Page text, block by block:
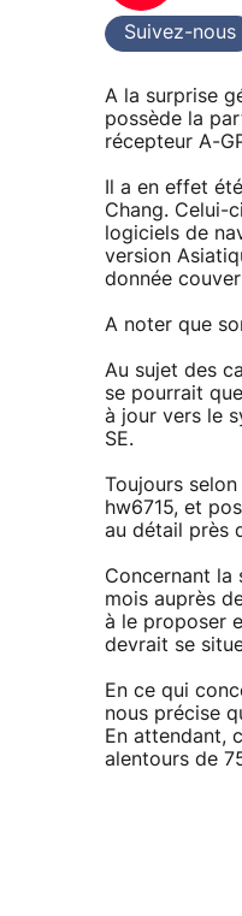
Suivez-nous
A la surprise
possède la
récepteur A-
Il a en effet
Chang. Celui-
logiciels de
version
donnée
A noter que
Au sujet des
se pourrait
à jour vers le
SE.
Toujours
hw6715, et
au détail près
Concernant la
mois auprès
à le proposer
devrait se
En ce qui
nous précise
En attendant,
alentours de